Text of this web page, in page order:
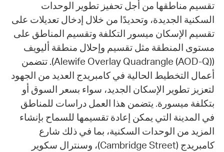
تقسيم مناطقها من أجل تحفيز تطوير الوحدات
السكنية الجديدة، وتحديدًا من خلال إدخال تعديلات على
تقسيم الإسكان ميسور التكلفة وتقسيم المناطق على
مستوى المنطقة مثل تقسيم وإحلال منطقة أليويف
(Alewife Overlay Quadrangle (AOD-Q)). تتضمن
أعمال التخطيط الحالية في كامبريدج العديد من الجهود
لتعزيز تطوير الإسكان الجديد، سواء بسعر السوق أو
بتكلفة ميسورة. يتضمن هذا العمل دراسات للمناطق
في المدينة التي يمكن إعادة تقسيمها للسماح بإنشاء
المزيد من الوحدات السكنية، بما في ذلك شارع
كامبريدج (Cambridge Street)، وسنترال سكوير